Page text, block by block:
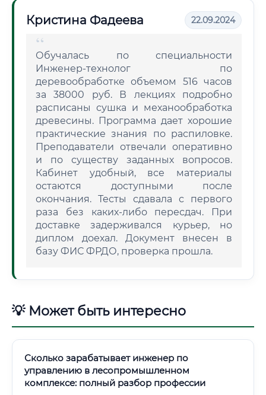
Кристина Фадеева 22.09.2024
Обучалась по специальности
Инженер-технолог по
деревообработке объемом 516 часов
за 38000 руб. В лекциях подробно
расписаны сушка и механообработка
древесины. Программа дает хорошие
практические знания по распиловке.
Преподаватели отвечали оперативно
и по существу заданных вопросов.
Кабинет удобный, все материалы
остаются доступными после
окончания. Тесты сдавала с первого
раза без каких-либо пересдач. При
доставке задерживался курьер, но
диплом доехал. Документ внесен в
базу ФИС ФРДО, проверка прошла.
💡 Может быть интересно
Сколько зарабатывает инженер по
управлению в лесопромышленном
комплексе: полный разбор профессии